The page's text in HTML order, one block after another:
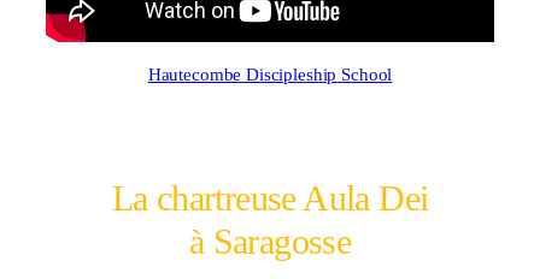
Hautecombe Discipleship School
La chartreuse Aula Dei
à Saragosse